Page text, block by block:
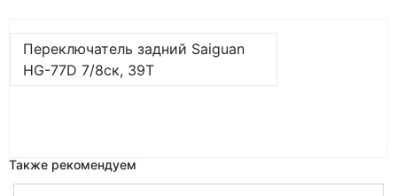
Переключатель задний Saiguan
HG-77D 7/8ск, 39T
Также рекомендуем